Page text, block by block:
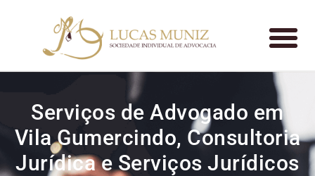
Serviços de Advogado em
Vila Gumercindo, Consultoria
Jurídica e Serviços Jurídicos